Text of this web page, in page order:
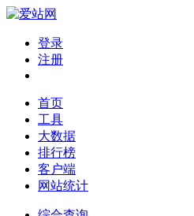
登录
注册
首页
工具
大数据
排行榜
客户端
网站统计